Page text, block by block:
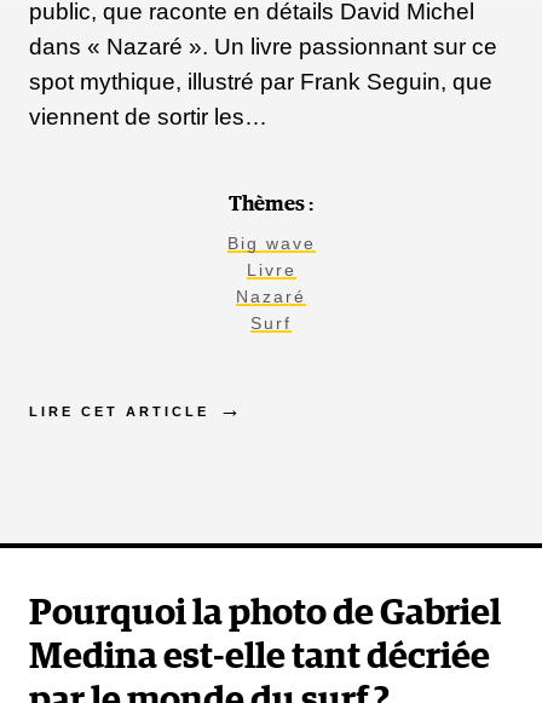
public, que raconte en détails David Michel
dans « Nazaré ». Un livre passionnant sur ce
spot mythique, illustré par Frank Seguin, que
viennent de sortir les…
Thèmes :
Big wave
Livre
Nazaré
Surf
LIRE CET ARTICLE
Pourquoi la photo de Gabriel
Medina est-elle tant décriée